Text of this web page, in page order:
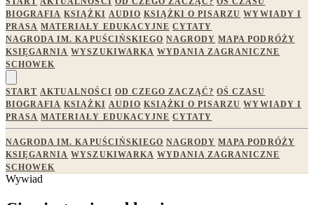
BIOGRAFIA KSIĄŻKI AUDIO KSIĄŻKI O PISARZU WYWIADY I
PRASA MATERIAŁY EDUKACYJNE CYTATY
NAGRODA IM. KAPUŚCIŃSKIEGO NAGRODY MAPA PODRÓŻY
KSIĘGARNIA WYSZUKIWARKA WYDANIA ZAGRANICZNE
SCHOWEK
START AKTUALNOŚCI OD CZEGO ZACZĄĆ? OŚ CZASU
BIOGRAFIA KSIĄŻKI AUDIO KSIĄŻKI O PISARZU WYWIADY I
PRASA MATERIAŁY EDUKACYJNE CYTATY
NAGRODA IM. KAPUŚCIŃSKIEGO NAGRODY MAPA PODRÓŻY
KSIĘGARNIA WYSZUKIWARKA WYDANIA ZAGRANICZNE
SCHOWEK
Wywiad